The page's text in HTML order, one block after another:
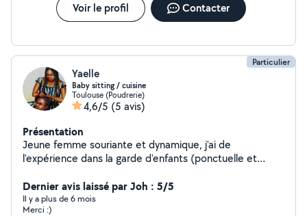
Voir le profil Contacter
Particulier
Yaelle
Baby sitting / cuisine
Toulouse (Poudrerie)
4,6/5 (5 avis)
Présentation
Jeune femme souriante et dynamique, j'ai de
l'expérience dans la garde d'enfants (ponctuelle et
au collège, dans le milieu associatif et chez les
particuliers).
Dernier avis laissé par Joh : 5/5
Il y a plus de 6 mois
Merci :)